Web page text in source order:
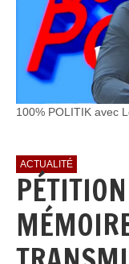
100% POLITIK avec
ACTUALITÉ